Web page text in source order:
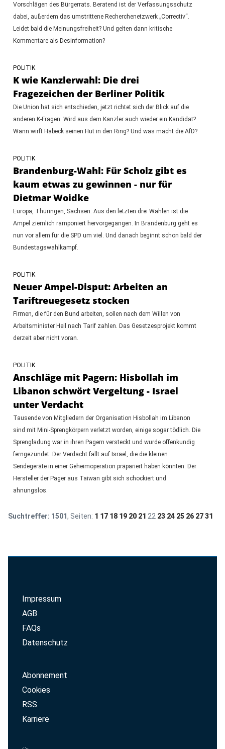
Vorschlägen des Bürgerrats. Beratend ist der Verfassungsschutz
dabei, außerdem das umstrittene Recherchenetzwerk „Correctiv“.
Leidet bald die Meinungsfreiheit? Und gelten dann kritische
Kommentare als Desinformation?
POLITIK
K wie Kanzlerwahl: Die drei
Fragezeichen der Berliner Politik
Die Union hat sich entschieden, jetzt richtet sich der Blick auf die
anderen K-Fragen. Wird aus dem Kanzler auch wieder ein Kandidat?
Wann wirft Habeck seinen Hut in den Ring? Und was macht die AfD?
POLITIK
Brandenburg-Wahl: Für Scholz gibt es
kaum etwas zu gewinnen - nur für
Dietmar Woidke
Europa, Thüringen, Sachsen: Aus den letzten drei Wahlen ist die
Ampel ziemlich ramponiert hervorgegangen. In Brandenburg geht es
nun vor allem für die SPD um viel. Und danach beginnt schon bald der
Bundestagswahlkampf.
POLITIK
Neuer Ampel-Disput: Arbeiten an
Tariftreuegesetz stocken
Firmen, die für den Bund arbeiten, sollen nach dem Willen von
Arbeitsminister Heil nach Tarif zahlen. Das Gesetzesprojekt kommt
derzeit aber nicht voran.
POLITIK
Anschläge mit Pagern: Hisbollah im
Libanon schwört Vergeltung - Israel
unter Verdacht
Tausende von Mitgliedern der Organisation Hisbollah im Libanon
sind mit Mini-Sprengkörpern verletzt worden, einige sogar tödlich. Die
Sprengladung war in ihren Pagern versteckt und wurde offenkundig
ferngezündet. Der Verdacht fällt auf Israel, die die kleinen
Sendegeräte in einer Geheimoperation präpariert haben könnten. Der
Hersteller der Pager aus Taiwan gibt sich schockiert und
ahnungslos.
Suchtreffer: 1501, Seiten: 1 17 18 19 20 21 22 23 24 25 26 27 31
Impressum
AGB
FAQs
Datenschutz
Abonnement
Cookies
RSS
Karriere